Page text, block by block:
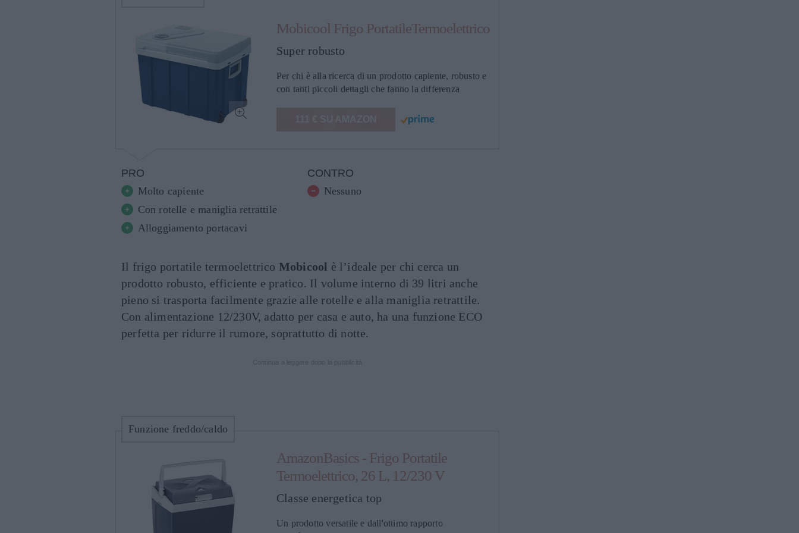
Mobicool Frigo PortatileTermoelettrico
Super robusto
Per chi è alla ricerca di un prodotto capiente, robusto e
con tanti piccoli dettagli che fanno la differenza
PRO
Molto capiente
Con rotelle e maniglia retrattile
Alloggiamento portacavi
CONTRO
Nessuno
Il frigo portatile termoelettrico Mobicool è l’ideale per chi cerca un
prodotto robusto, efficiente e pratico. Il volume interno di 39 litri anche
pieno si trasporta facilmente grazie alle rotelle e alla maniglia retrattile.
Con alimentazione 12/230V, adatto per casa e auto, ha una funzione ECO
perfetta per ridurre il rumore, soprattutto di notte.
Funzione freddo/caldo
AmazonBasics - Frigo Portatile
Termoelettrico, 26 L, 12/230 V
Classe energetica top
Un prodotto versatile e dall'ottimo rapporto